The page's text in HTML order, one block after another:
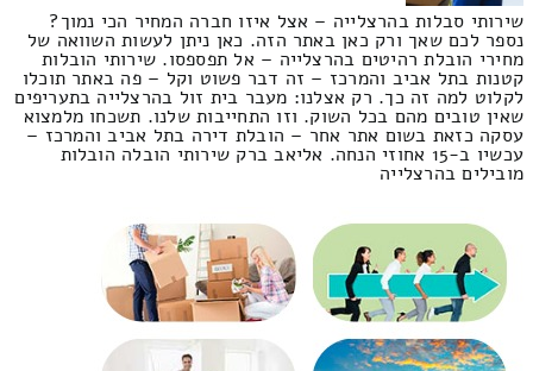
שירותי סבלות בהרצלייה – אצל איזו חברה המחיר הכי נמוך?
נספר לכם שאך ורק כאן באתר הזה. כאן ניתן לעשות השוואה של
מחירי הובלת רהיטים בהרצלייה – אל תפספסו. שירותי הובלות
קטנות בתל אביב והמרכז – זה דבר פשוט וקל – פה באתר תוכלו
לקלוט למה זה כך. רק אצלנו: מעבר בית זול בהרצלייה בתעריפים
שאין טובים מהם בכל השוק. וזו התחייבות שלנו. תשכחו מלמצוא
עסקה כזאת בשום אתר אחר – הובלת דירה בתל אביב והמרכז –
עכשיו ב-15 אחוזי הנחה. אליאב ברק שירותי הובלה הובלות
מובילים בהרצלייה